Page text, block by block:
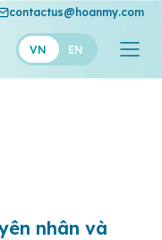
contactus@hoanmy.com
VN EN
nhân và